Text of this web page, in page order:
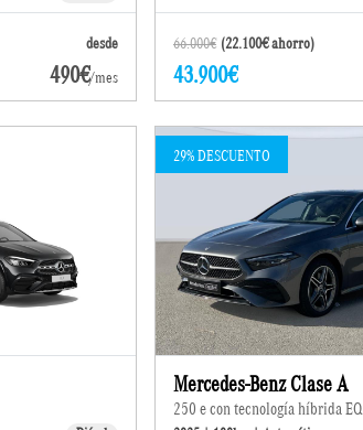
desde
490€/mes
66.000€ (22.100€ ahorro)
43.900€
29% DESCUENTO
Mercedes-Benz Clase A
250 e con tecnología híbrida EQ